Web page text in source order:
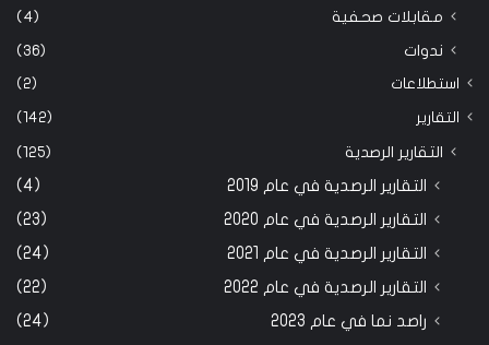
مقابلات صحفية (4)
ندوات (36)
استطلاعات (2)
التقارير (142)
التقارير الرصدية (125)
التقارير الرصدية في عام 2019
(4)
التقارير الرصدية في عام 2020
(23)
التقارير الرصدية في عام 2021
(24)
التقارير الرصدية في عام 2022
(22)
راصد نما في عام 2023
(24)